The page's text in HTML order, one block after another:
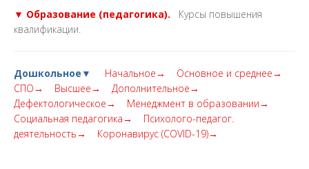
▼ Образование (педагогика).
Курсы повышения
квалификации.
Дошкольное▼ Начальное→
Основное и среднее→
СПО→
Высшее→
Дополнительное→
Дефектологическое→
Менеджмент в образовании→
Социальная педагогика→
Психолого-педагог.
деятельность→
Коронавирус (COVID-19)→